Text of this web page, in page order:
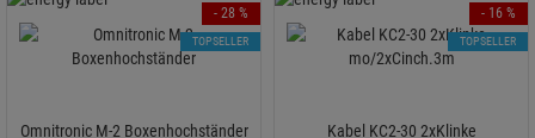
Omnitronic M-2 Boxenhochständer
- 28 %
TOPSELLER
Kabel KC2-30 2xKlinke
- 16 %
TOPSELLER